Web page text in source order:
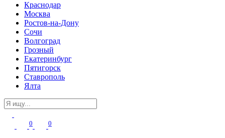
Краснодар
Москва
Ростов-на-Дону
Сочи
Волгоград
Грозный
Екатеринбург
Пятигорск
Ставрополь
Ялта
0 0